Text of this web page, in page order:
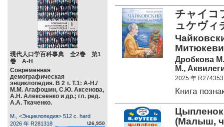
現代人口学百科事典 全2巻 第1
巻 А-Н
Современная
демографическая
энциклопедия. В 2 т. Т.1: А-Н./
М.М. Агафошин, С.Ю. Аксенова,
А.Н. Алексеенко и др.; гл. ред.
А.А. Ткаченко.
М., <Энциклопедия> 512 c. hard
2026 年 R281318
\26,950
チャイコ
ュケヴィ
Дробкова М.
М.,
2025 年 R274353
Книга
Цыпленок
(Малыш,